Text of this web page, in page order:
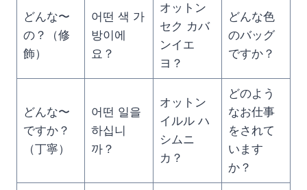
どんな〜
の？（修
飾）
어떤 색 가
방이에
요？
オットン
セク カバ
ンイエ
ヨ？
どんな色
のバッグ
ですか？
どんな〜
ですか？
（丁寧）
어떤 일을
하십니
까？
オットン
イルル ハ
シムニ
カ？
どのよう
なお仕事
をされて
います
か？